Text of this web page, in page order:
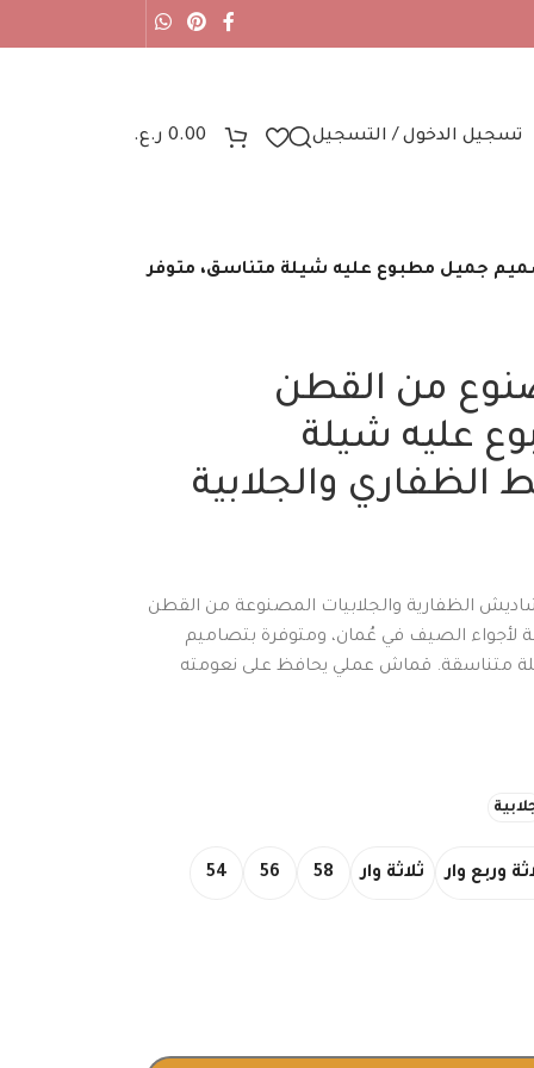
تسجيل الدخول / التسجيل 0.00 ر.ع.
جميل مطبوع عليه شيلة متناسق، متوفر
من القطن
عليه شيلة
الظفاري والجلابية
الظفارية والجلابيات المصنوعة من القطن
لأجواء الصيف في عُمان، ومتوفرة بتصاميم
متناسقة. قماش عملي يحافظ على نعومته
وربع وار ثلاثة وار 58
56
54